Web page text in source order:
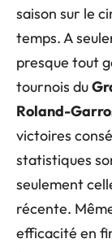
saison sur le
temps. A
presque tout
tournois du
Roland-
victoires
statistiques
seulement
récente.
efficacité en